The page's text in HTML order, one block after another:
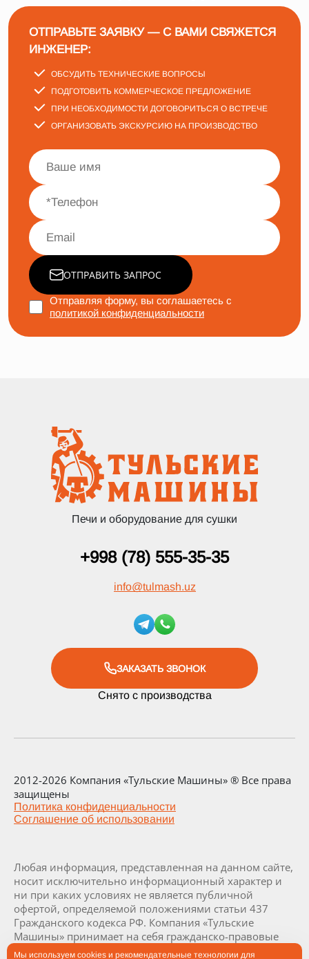
ОТПРАВЬТЕ ЗАЯВКУ — С ВАМИ СВЯЖЕТСЯ
ИНЖЕНЕР:
ОБСУДИТЬ ТЕХНИЧЕСКИЕ ВОПРОСЫ
ПОДГОТОВИТЬ КОММЕРЧЕСКОЕ ПРЕДЛОЖЕНИЕ
ПРИ НЕОБХОДИМОСТИ ДОГОВОРИТЬСЯ О ВСТРЕЧЕ
ОРГАНИЗОВАТЬ ЭКСКУРСИЮ НА ПРОИЗВОДСТВО
ОТПРАВИТЬ ЗАПРОС
Отправляя форму, вы соглашаетесь с
политикой конфиденциальности
Печи и оборудование для сушки
+998 (78) 555-35-35
info@tulmash.uz
ЗАКАЗАТЬ ЗВОНОК
Снято с производства
2012-2026 Компания «Тульские Машины» ® Все права
защищены
Политика конфиденциальности
Соглашение об использовании
Любая информация, представленная на данном сайте,
носит исключительно информационный характер и
ни при каких условиях не является публичной
офертой, определяемой положениями статьи 437
Гражданского кодекса РФ. Компания «Тульские
Машины» принимает на себя гражданско-правовые
обязательства исключительно в результате отдельно
Мы используем cookies и рекомендательные технологии для